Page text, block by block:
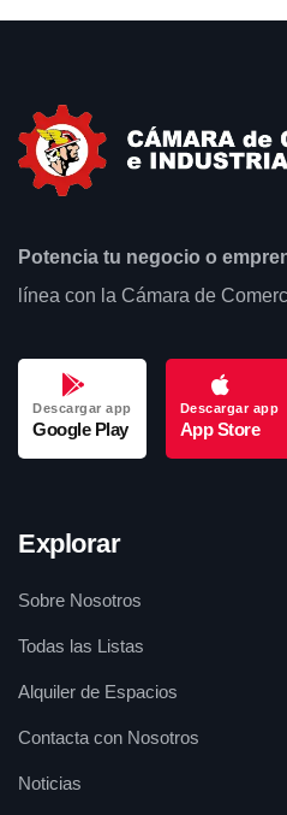
Potencia tu negocio o
línea con la Cámara de
Descargar app
Google Play
Descargar app
App Store
Explorar
Sobre Nosotros
Todas las Listas
Alquiler de Espacios
Contacta con Nosotros
Noticias